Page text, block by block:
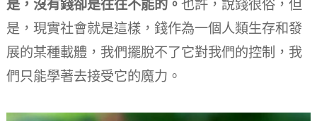
是，沒有錢卻是往往不能的。 也許，說錢很俗，但
是，現實社會就是這樣，錢作為一個人類生存和發
展的某種載體，我們擺脫不了它對我們的控制，我
們只能學著去接受它的魔力。